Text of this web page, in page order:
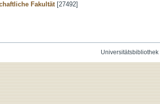
Fakultät[27492]
Universitätsbibliothek|